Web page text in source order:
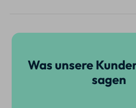
Was unsere
sagen